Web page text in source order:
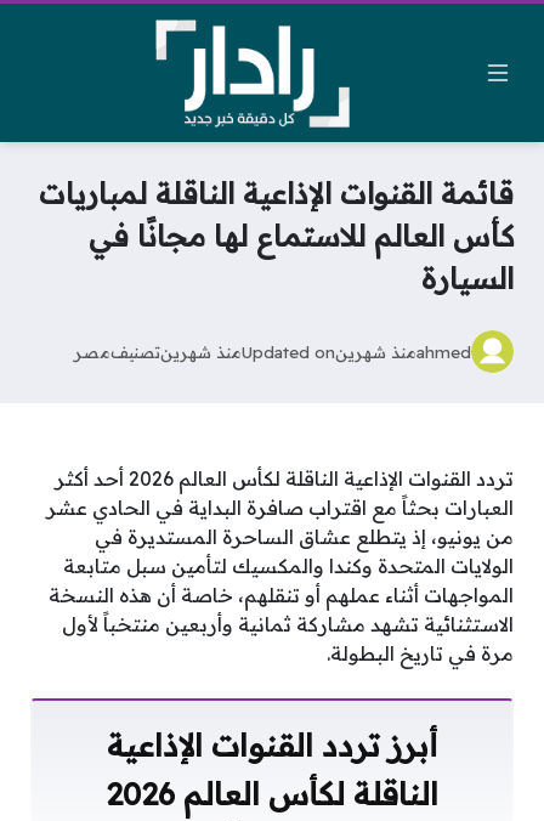
قائمة القنوات الإذاعية الناقلة لمباريات
كأس العالم للاستماع لها مجانًا في
السيارة
ahmedمنذ شهرينUpdated onمنذ شهرينتصنيفمصر
تردد القنوات الإذاعية الناقلة لكأس العالم 2026 أحد أكثر
العبارات بحثاً مع اقتراب صافرة البداية في الحادي عشر
من يونيو، إذ يتطلع عشاق الساحرة المستديرة في
الولايات المتحدة وكندا والمكسيك لتأمين سبل متابعة
المواجهات أثناء عملهم أو تنقلهم، خاصة أن هذه النسخة
الاستثنائية تشهد مشاركة ثمانية وأربعين منتخباً لأول
مرة في تاريخ البطولة.
أبرز تردد القنوات الإذاعية
الناقلة لكأس العالم 2026